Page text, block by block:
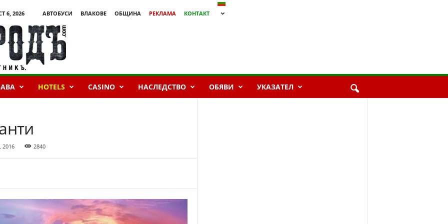
6, 2026 АВТОБУСИ ВЛАКОВЕ ОБЩИНА РЕКЛАМА
КОНТАКТ
HOTELS CASINO НАСЛЕДСТВО ОБЯВИ УКАЗАТЕЛ
2016 2840